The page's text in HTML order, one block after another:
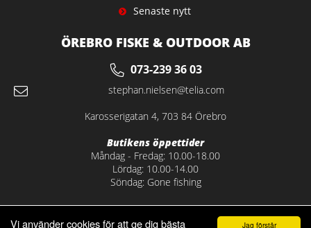
Jag förstår
Vi använder cookies för att ge dig bästa
Senaste nytt
ÖREBRO FISKE & OUTDOOR AB
073-239 36 03
stephan.nielsen@telia.com
Karosserigatan 4, 703 84 Örebro
Butikens öppettider
Måndag - Fredag: 10.00-18.00
Lördag: 10.00-14.00
Söndag: Gone fishing